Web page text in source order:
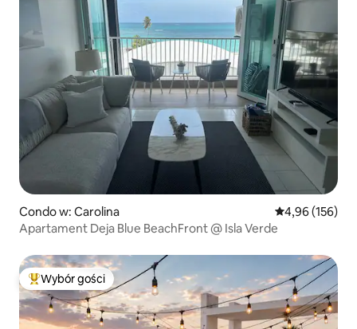
Condo w: Carolina Średnia
4,96 (156)
Apartament Deja Blue BeachFront @ Isla Verde
Najpopularniejsze z kategorii Wybór gości
Wybór gości